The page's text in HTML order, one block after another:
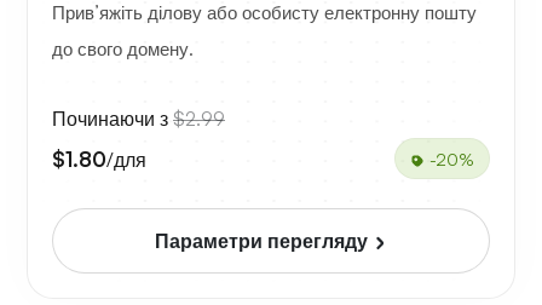
Прив’яжіть ділову або особисту електронну пошту
до свого домену.
Починаючи з $2.99
$1.80/для -20%
Параметри перегляду